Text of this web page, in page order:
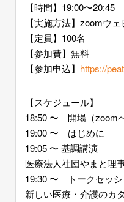
【時間】19:00〜20:45
【実施方法】zoomウ
【定員】100名
【参加費】無料
【参加申込】 https://
【スケジュール】
18:50 〜 開場（zoom
19:00 〜 はじめに
19:05 〜 基調講演
医療法人社団やまと
19:30 〜 トークセッシ
新しい医療・介護のカ